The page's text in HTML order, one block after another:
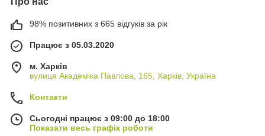
98% позитивних з 665 відгуків за рік
Працює з 05.03.2020
м. Харків
вулиця Академіка Павлова, 165, Харків, Україна
Контакти
Сьогодні працює з 09:00 до 18:00
Показати весь графік роботи